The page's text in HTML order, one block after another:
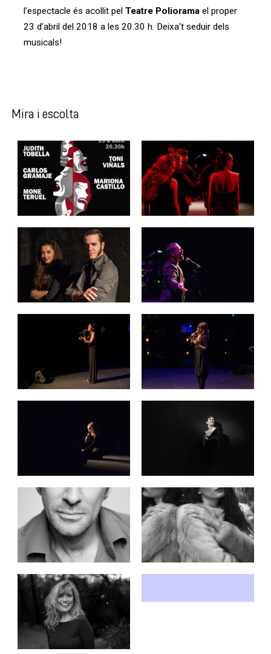
l’espectacle és acollit pel Teatre Poliorama el proper
23 d’abril del 2018 a les 20.30 h. Deixa’t seduir dels
musicals!
Mira i escolta